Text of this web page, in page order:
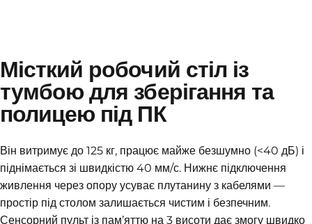
Місткий робочий стіл із
тумбою для зберігання та
полицею під ПК
Він витримує до 125 кг, працює майже безшумно (<40 дБ) і
піднімається зі швидкістю 40 мм/с. Нижнє підключення
живлення через опору усуває плутанину з кабелями —
простір під столом залишається чистим і безпечним.
Сенсорний пульт із пам’яттю на 3 висоти дає змогу швидко